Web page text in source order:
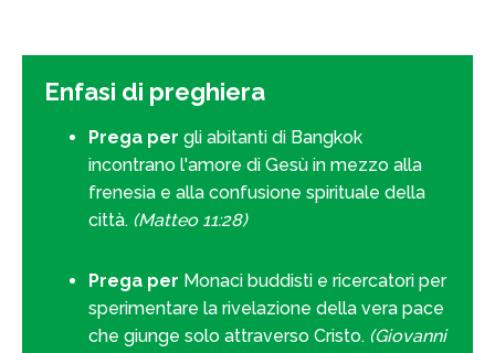
Enfasi di preghiera
Prega per gli abitanti di Bangkok
incontrano l'amore di Gesù in mezzo alla
frenesia e alla confusione spirituale della
città. (Matteo 11:28)
Prega per Monaci buddisti e ricercatori per
sperimentare la rivelazione della vera pace
che giunge solo attraverso Cristo. (Giovanni